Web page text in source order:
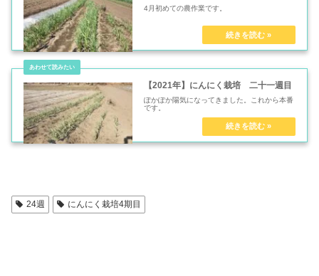
4月初めての農作業です。
【2021年】にんにく栽培 二十一週目
ぽかぽか陽気になってきました。これから本番
です。
24週 にんにく栽培4期目